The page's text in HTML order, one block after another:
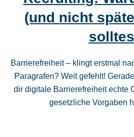
(und nicht
Barrierefreiheit – klingt erstmal
Paragrafen? Weit gefehlt!
dir digitale Barrierefreiheit echte
gesetzliche Vorgaben